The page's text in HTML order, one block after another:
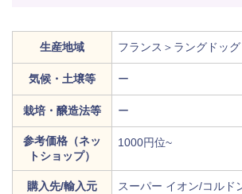
生産地域 フランス＞ラングドッグ
気候・土壌等 ー
栽培・醸造法等 ー
参考価格（ネッ
トショップ）
1000円位~
購入先/輸入元 スーパー イオン/コルド